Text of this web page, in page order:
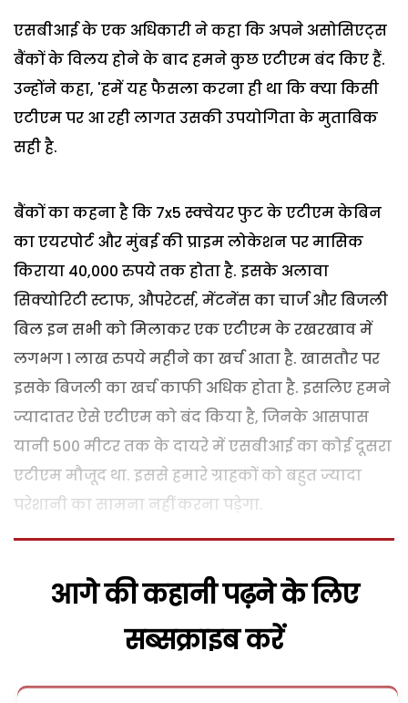
एसबीआई के एक अधिकारी ने कहा कि अपने असोसिएट्स
बैंकों के विलय होने के बाद हमने कुछ एटीएम बंद किए हैं.
उन्होंने कहा, 'हमें यह फैसला करना ही था कि क्या किसी
एटीएम पर आ रही लागत उसकी उपयोगिता के मुताबिक
सही है.
बैंकों का कहना है कि 7x5 स्क्वेयर फुट के एटीएम केबिन
का एयरपोर्ट और मुंबई की प्राइम लोकेशन पर मासिक
किराया 40,000 रुपये तक होता है. इसके अलावा
सिक्योरिटी स्टाफ, औपरेटर्स, मेंटनेंस का चार्ज और बिजली
बिल इन सभी को मिलाकर एक एटीएम के रखरखाव में
लगभग 1 लाख रुपये महीने का खर्च आता है. खासतौर पर
इसके बिजली का खर्च काफी अधिक होता है. इसलिए हमने
ज्यादातर ऐसे एटीएम को बंद किया है, जिनके आसपास
यानी 500 मीटर तक के दायरे में एसबीआई का कोई दूसरा
एटीएम मौजूद था. इससे हमारे ग्राहकों को बहुत ज्यादा
परेशानी का सामना नहीं करना पड़ेगा.
आगे की कहानी पढ़ने के लिए
सब्सक्राइब करें